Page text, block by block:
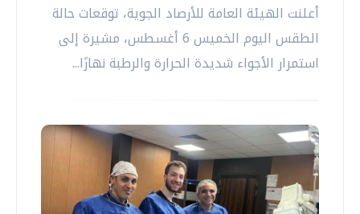
أعلنت الهيئة العامة للأرصاد الجوية، توقعات حالة
الطقس اليوم الخميس 6 أغسطس، مشيرة إلى
استمرار الأجواء شديدة الحرارة والرطبة نهارًا...